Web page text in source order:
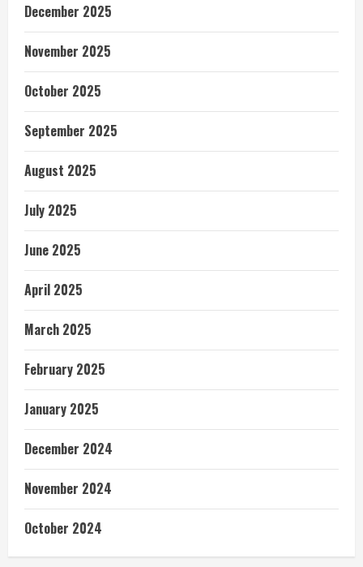
December 2025
November 2025
October 2025
September 2025
August 2025
July 2025
June 2025
April 2025
March 2025
February 2025
January 2025
December 2024
November 2024
October 2024